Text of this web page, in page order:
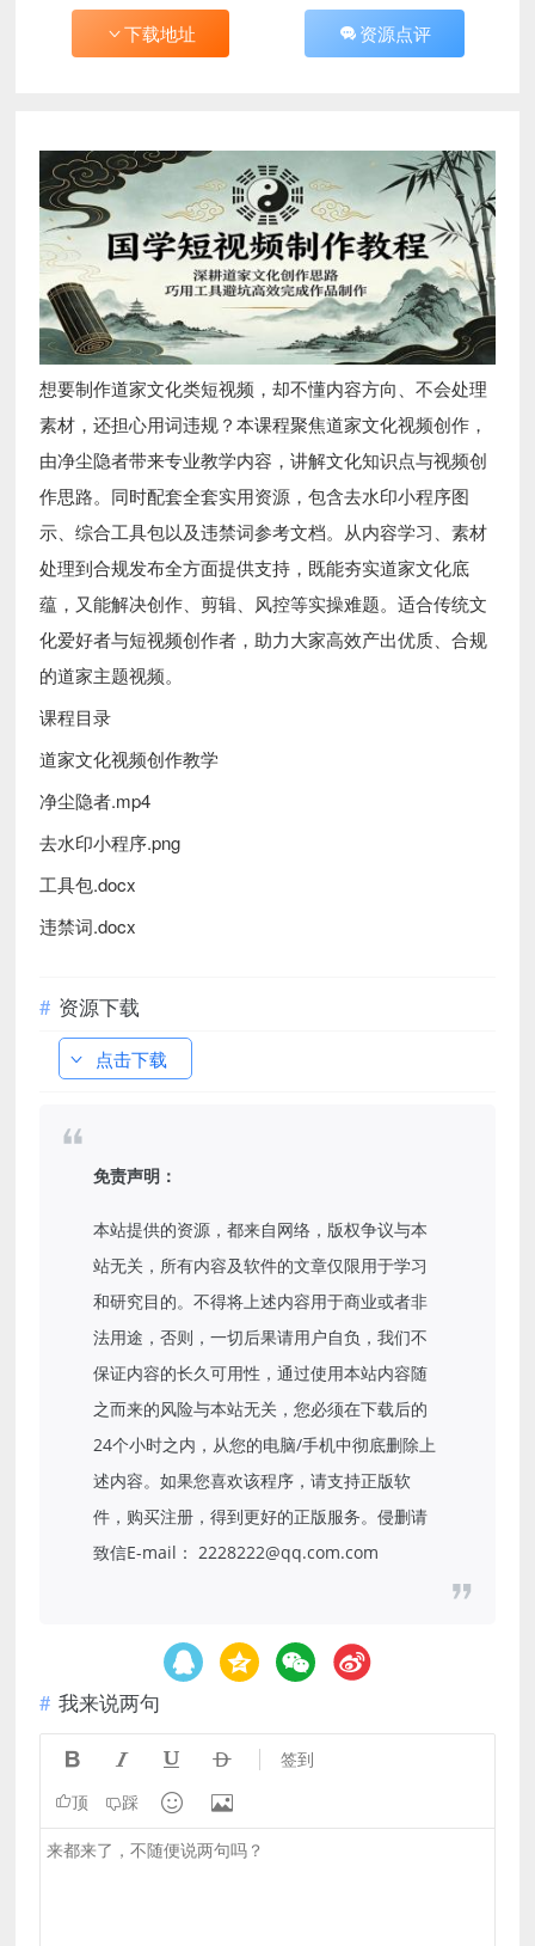
下载地址 资源点评
想要制作道家文化类短视频，却不懂内容方向、不会处理
素材，还担心用词违规？本课程聚焦道家文化视频创作，
由净尘隐者带来专业教学内容，讲解文化知识点与视频创
作思路。同时配套全套实用资源，包含去水印小程序图
示、综合工具包以及违禁词参考文档。从内容学习、素材
处理到合规发布全方面提供支持，既能夯实道家文化底
蕴，又能解决创作、剪辑、风控等实操难题。适合传统文
化爱好者与短视频创作者，助力大家高效产出优质、合规
的道家主题视频。
课程目录
道家文化视频创作教学
净尘隐者.mp4
去水印小程序.png
工具包.docx
违禁词.docx
资源下载
点击下载
免责声明：
本站提供的资源，都来自网络，版权争议与本
站无关，所有内容及软件的文章仅限用于学习
和研究目的。不得将上述内容用于商业或者非
法用途，否则，一切后果请用户自负，我们不
保证内容的长久可用性，通过使用本站内容随
之而来的风险与本站无关，您必须在下载后的
24个小时之内，从您的电脑/手机中彻底删除上
述内容。如果您喜欢该程序，请支持正版软
件，购买注册，得到更好的正版服务。侵删请
致信E-mail： 2228222@qq.com.com
我来说两句
    签到
顶 踩  